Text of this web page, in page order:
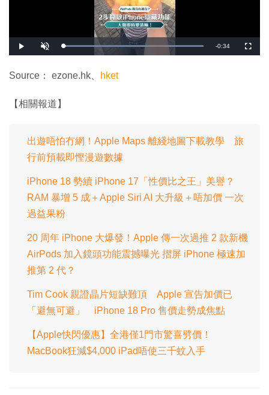
播
放
開
啟
載
入
剩
-0:34
全
螢
Source： ezone.hk、 hket
【相關報道】
出遊唔怕冇網！Apple Maps 離綫地圖下載教學 旅
行前預載即慳漫遊數據
iPhone 18 勢續 iPhone 17「性價比之王」美譽？
RAM 暴增 5 成＋Apple Siri AI 大升級＋唔加價 一次
過益果粉
20 周年 iPhone 大爆發！Apple 傳一次過推 2 款新機
AirPods 加入鏡頭功能震撼曝光 摺屏 iPhone 極速加
推第 2 代？
Tim Cook 親證晶片短缺難頂 Apple 宣告加價已
「避無可避」 iPhone 18 Pro 售價走勢成焦點
【Apple快閃優惠】全港僅1門市驚喜劈價！
MacBook狂減$4,000 iPad唔使三千蚊入手